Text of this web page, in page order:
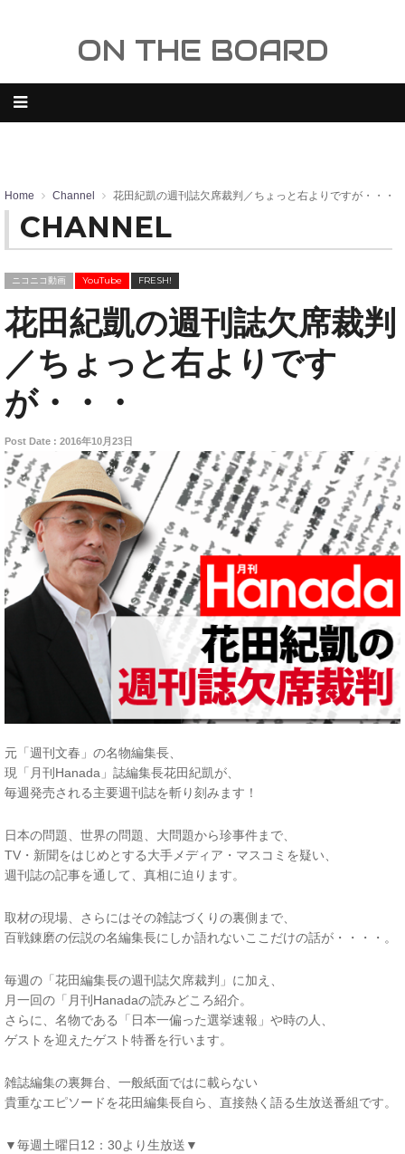
ON THE BOARD
Home Channel 花田紀凱の週刊誌欠席裁判／ちょっと右よりですが・・・
CHANNEL
ニコニコ動画 YouTube FRESH!
花田紀凱の週刊誌欠席裁判
／ちょっと右よりです
が・・・
Post Date : 2016年10月23日
元「週刊文春」の名物編集長、
現「月刊Hanada」誌編集長花田紀凱が、
毎週発売される主要週刊誌を斬り刻みます！
日本の問題、世界の問題、大問題から珍事件まで、
TV・新聞をはじめとする大手メディア・マスコミを疑い、
週刊誌の記事を通して、真相に迫ります。
取材の現場、さらにはその雑誌づくりの裏側まで、
百戦錬磨の伝説の名編集長にしか語れないここだけの話が・・・・。
毎週の「花田編集長の週刊誌欠席裁判」に加え、
月一回の「月刊Hanadaの読みどころ紹介。
さらに、名物である「日本一偏った選挙速報」や時の人、
ゲストを迎えたゲスト特番を行います。
雑誌編集の裏舞台、一般紙面ではに載らない
貴重なエピソードを花田編集長自ら、直接熱く語る生放送番組です。
▼毎週土曜日12：30より生放送▼